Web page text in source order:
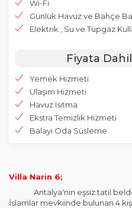
Wi-Fi
Günlük Havuz ve Bahçe
Elektrik , Su ve Tüpgaz
Fiyata
Yemek Hizmeti
Ulaşım Hizmeti
Havuz Isıtma
Ekstra Temizlik Hizmeti
Balayı Oda Süsleme
Villa Narin 6;
Antalya'nın eşsiz tatil
İslamlar mevkiinde bulunan 4